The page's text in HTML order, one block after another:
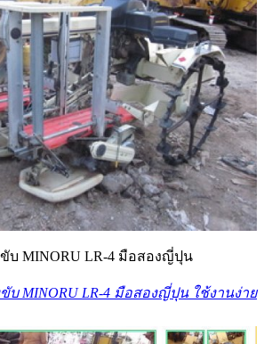
บ MINORU LR-4 มือสองญี่ปุน
บ MINORU LR-4 มือสองญี่ปุน ใช้งานง่าย